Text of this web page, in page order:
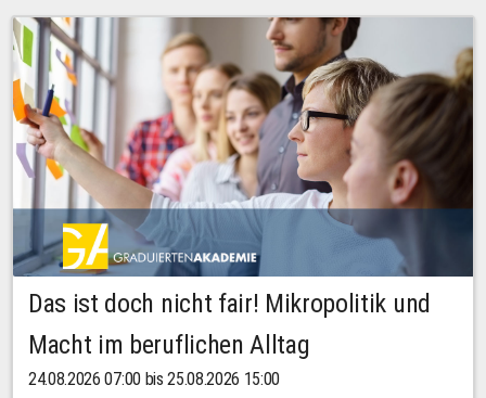
Das ist doch nicht fair! Mikropolitik und
Macht im beruflichen Alltag
24.08.2026 07:00 bis 25.08.2026 15:00